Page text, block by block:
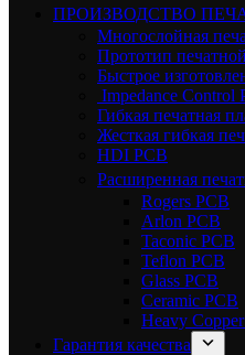
ПРОИЗВОДСТВО
Многослойная
Прототип
Быстрое
Impedance Control
Гибкая печатная
Жесткая гибкая
HDI PCB
Расширенная
Rogers PCB
Arlon PCB
Taconic PCB
Teflon PCB
Glass PCB
Ceramic PCB
Heavy
Гарантия качества